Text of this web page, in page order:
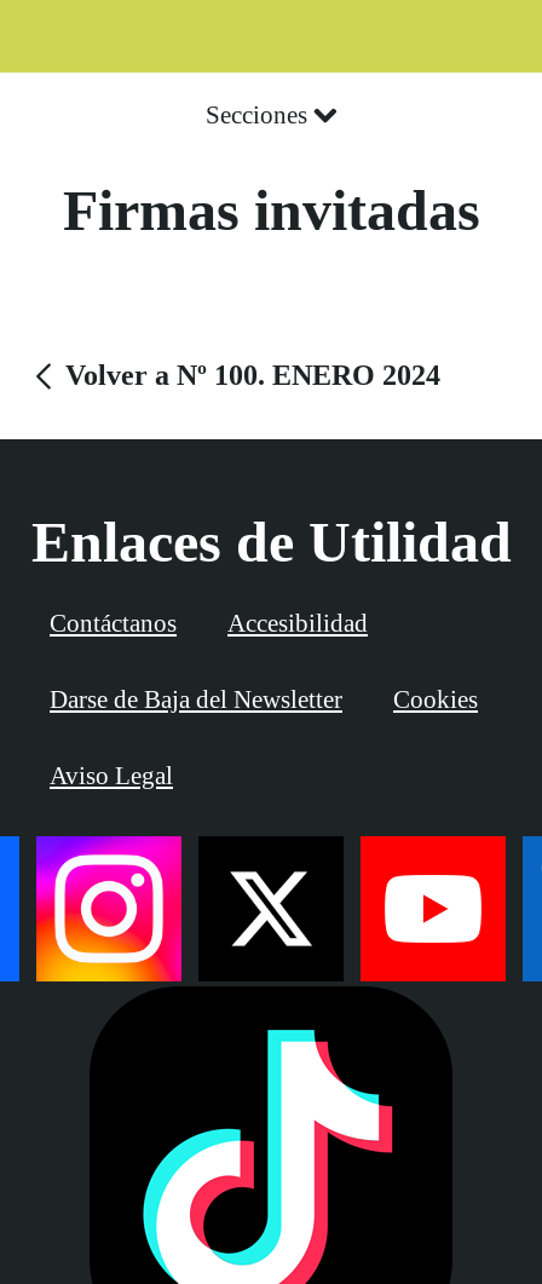
Secciones
Firmas invitadas
Volver a Nº 100. ENERO 2024
Enlaces de Utilidad
Contáctanos Accesibilidad
Darse de Baja del Newsletter Cookies
Aviso Legal